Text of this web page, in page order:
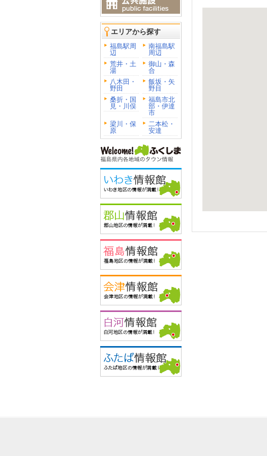
エリアから探す
福島駅周
辺
南福島駅
周辺
荒井・土
湯
御山・森
合
八木田・
野田
飯坂・矢
野目
桑折・国
見・川俣
福島市北
部・伊達
市
梁川・保
原
二本松・
安達